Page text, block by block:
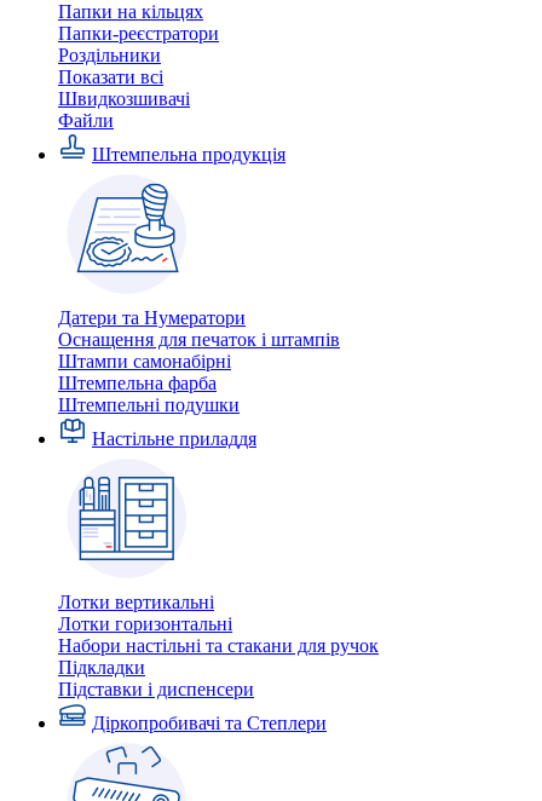
Папки на кільцях
Папки-реєстратори
Роздільники
Показати всі
Швидкозшивачi
Файли
Штемпельна продукція
Датери та Нумератори
Оснащення для печаток і штампів
Штампи самонабірні
Штемпельна фарба
Штемпельні подушки
Настільне приладдя
Лотки вертикальні
Лотки горизонтальні
Набори настільні та стакани для ручок
Підкладки
Підставки і диспенсери
Діркопробивачі та Степлери